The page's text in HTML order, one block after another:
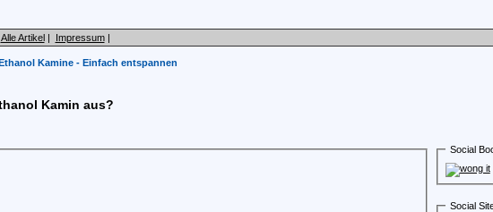
Alle Artikel| Impressum|
Kamine - Einfach entspannen
Kamin aus?
Social
Social